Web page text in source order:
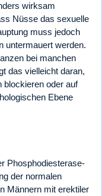
wirksam
Nüsse das sexuelle
muss jedoch
untermauert werden.
bei manchen
das vielleicht daran,
blockieren oder auf
Ebene
Phosphodiesterase-
der normalen
Männern mit erektiler